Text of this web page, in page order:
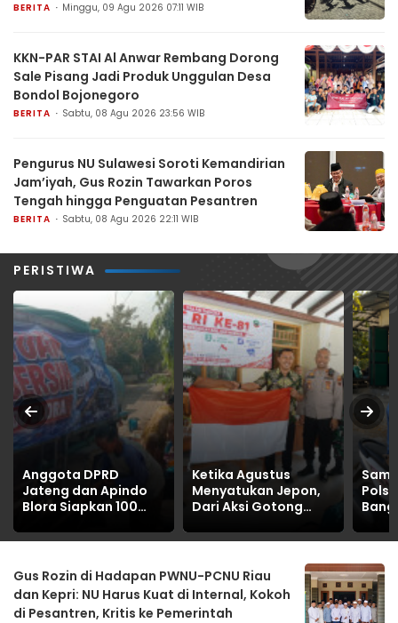
BERITA Minggu, 09 Agu 2026 07:11 WIB
KKN-PAR STAI Al Anwar Rembang Dorong
Sale Pisang Jadi Produk Unggulan Desa
Bondol Bojonegoro
BERITA Sabtu, 08 Agu 2026 23:56 WIB
Pengurus NU Sulawesi Soroti Kemandirian
Jam’iyah, Gus Rozin Tawarkan Poros
Tengah hingga Penguatan Pesantren
BERITA Sabtu, 08 Agu 2026 22:11 WIB
PERISTIWA
Anggota DPRD
Jateng dan Apindo
Blora Siapkan 100
Target Jangkau
Terdampak
Kekeringan
Ketika Agustus
Menyatukan Jepon,
Dari Aksi Gotong
Strategi Polisi
RI
Gus Rozin di Hadapan PWNU-PCNU Riau
dan Kepri: NU Harus Kuat di Internal, Kokoh
di Pesantren, Kritis ke Pemerintah